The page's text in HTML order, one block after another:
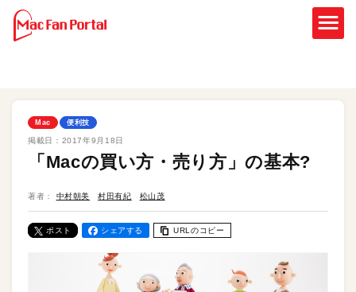
Mac 便利技
掲載日： 2017年9月18日
「Macの買い方・売り方」の基本?
著者： 中村朝美 村田有紀 松山茂
ポスト シェアする URLのコピー